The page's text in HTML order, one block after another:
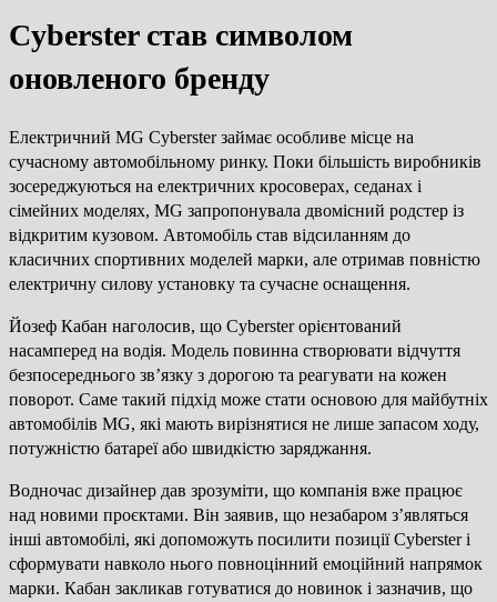
Cyberster став символом
оновленого бренду
Електричний MG Cyberster займає особливе місце на
сучасному автомобільному ринку. Поки більшість виробників
зосереджуються на електричних кросоверах, седанах і
сімейних моделях, MG запропонувала двомісний родстер із
відкритим кузовом. Автомобіль став відсиланням до
класичних спортивних моделей марки, але отримав повністю
електричну силову установку та сучасне оснащення.
Йозеф Кабан наголосив, що Cyberster орієнтований
насамперед на водія. Модель повинна створювати відчуття
безпосереднього зв’язку з дорогою та реагувати на кожен
поворот. Саме такий підхід може стати основою для майбутніх
автомобілів MG, які мають вирізнятися не лише запасом ходу,
потужністю батареї або швидкістю заряджання.
Водночас дизайнер дав зрозуміти, що компанія вже працює
над новими проєктами. Він заявив, що незабаром з’являться
інші автомобілі, які допоможуть посилити позиції Cyberster і
сформувати навколо нього повноцінний емоційний напрямок
марки. Кабан закликав готуватися до новинок і зазначив, що